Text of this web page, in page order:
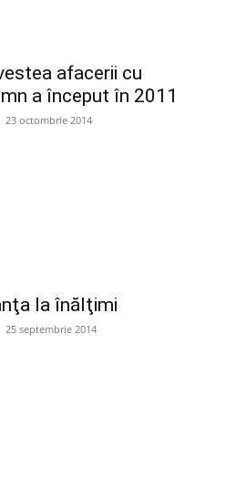
afacerii cu
a început în 2011
23 octombrie 2014
la înălţimi
25 septembrie 2014